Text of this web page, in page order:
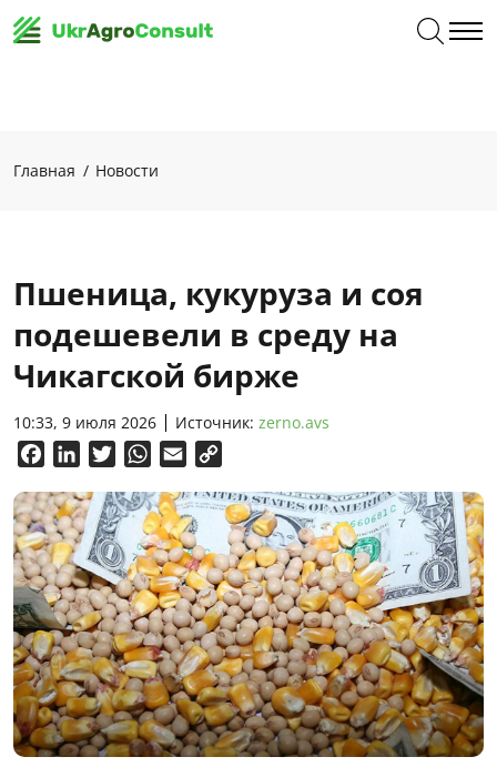
Главная Новости
Пшеница, кукуруза и соя
подешевели в среду на
Чикагской бирже
10:33, 9 июля 2026 Источник: zerno.avs
FacebookLinkedInTwitterWhatsApp
Email